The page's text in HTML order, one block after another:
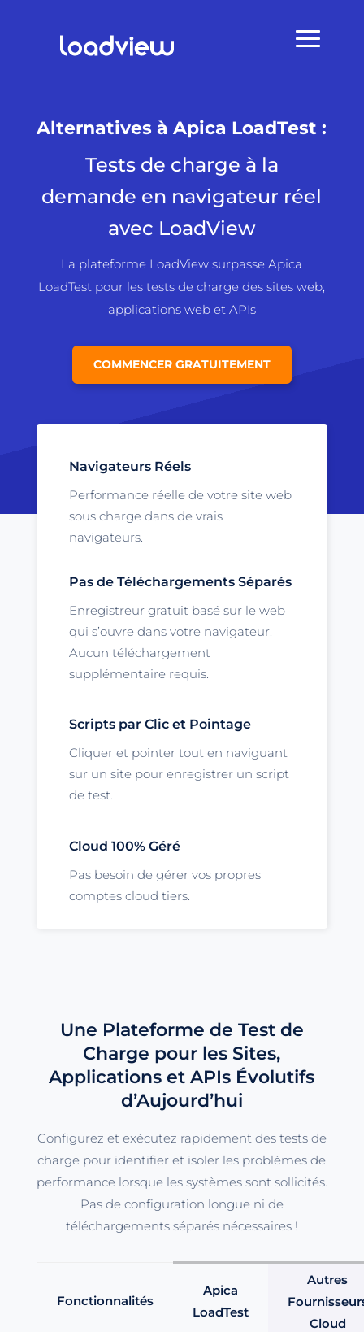
Alternatives à Apica LoadTest :
Tests de charge à la
demande en navigateur réel
avec LoadView
La plateforme LoadView surpasse Apica
LoadTest pour les tests de charge des sites web,
applications web et APIs
COMMENCER GRATUITEMENT
Navigateurs Réels
Performance réelle de votre site web
sous charge dans de vrais
navigateurs.
Pas de Téléchargements Séparés
Enregistreur gratuit basé sur le web
qui s’ouvre dans votre navigateur.
Aucun téléchargement
supplémentaire requis.
Scripts par Clic et Pointage
Cliquer et pointer tout en naviguant
sur un site pour enregistrer un script
de test.
Cloud 100% Géré
Pas besoin de gérer vos propres
comptes cloud tiers.
Une Plateforme de Test de
Charge pour les Sites,
Applications et APIs Évolutifs
d’Aujourd’hui
Configurez et exécutez rapidement des tests de
charge pour identifier et isoler les problèmes de
performance lorsque les systèmes sont sollicités.
Pas de configuration longue ni de
téléchargements séparés nécessaires !
Fonctionnalités
Apica
LoadTest
Autres
Cloud